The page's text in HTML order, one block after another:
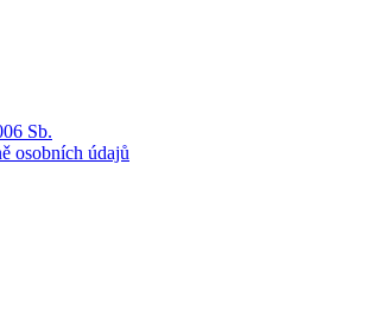
Sb.
osobních údajů